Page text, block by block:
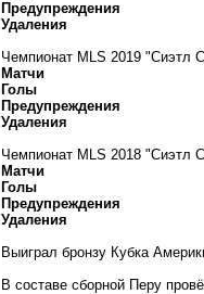
Предупреждения
Удаления
Чемпионат MLS 2019 "Сиэтл
Матчи
Голы
Предупреждения
Удаления
Чемпионат MLS 2018 "Сиэтл
Матчи
Голы
Предупреждения
Удаления
Выиграл бронзу Кубка
В составе сборной Перу